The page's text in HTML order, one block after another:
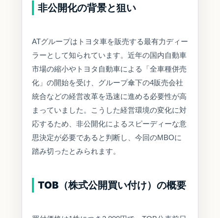
非公開化の背景と狙い
ATグループはトヨタ車を販売する最有力ディー
ラーとして知られています。近年の国内自動車
市場の縮小やトヨタ自動車による「全車種併売
化」の開始を受け、グループ傘下の4販売会社
統合などの経営改革を迅速に進める必要性が高
まっていました。こうした経営環境の変化に対
応するため、非公開化によるスピーディーな意
思決定が必要であると判断し、今回のMBOに
踏み切ったとみられます。
TOB（株式公開買い付け）の概要